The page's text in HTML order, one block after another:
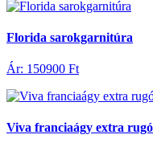
Florida sarokgarnitúra
Ár: 150900 Ft
Viva franciaágy extra